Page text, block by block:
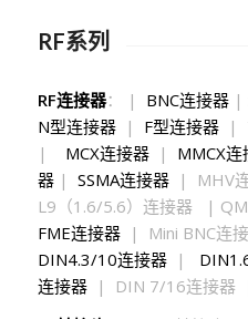
RF系列
RF连接器： | BNC连接器|
N型连接器| F型连接器 |
| MCX连接器| MMCX连
器| SSMA连接器| MHV
L9（1.6/5.6）连接器 |
FME连接器| Mini BNC连
DIN4.3/10连接器|
连接器| DIN 7/16连接器 |